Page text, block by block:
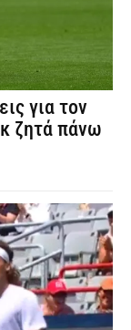
για τον
ζητά πάνω